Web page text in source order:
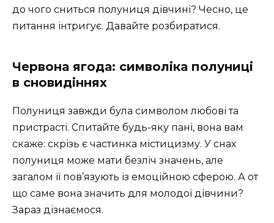
до чого сниться полуниця дівчині? Чесно, це
питання інтригує. Давайте розбиратися.
Червона ягода: символіка полуниці
в сновидіннях
Полуниця завжди була символом любові та
пристрасті. Спитайте будь-яку пані, вона вам
скаже: скрізь є частинка містицизму. У снах
полуниця може мати безліч значень, але
загалом її пов’язують із емоційною сферою. А от
що саме вона значить для молодої дівчини?
Зараз дізнаємося.